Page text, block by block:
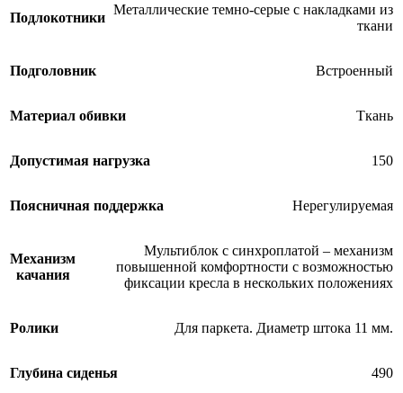
Подлокотники
Металлические темно-серые с накладками из
ткани
Подголовник Встроенный
Материал обивки Ткань
Допустимая нагрузка 150
Поясничная поддержка Нерегулируемая
Механизм
качания
Мультиблок с синхроплатой – механизм
повышенной комфортности с возможностью
фиксации кресла в нескольких положениях
Ролики Для паркета. Диаметр штока 11 мм.
Глубина сиденья 490